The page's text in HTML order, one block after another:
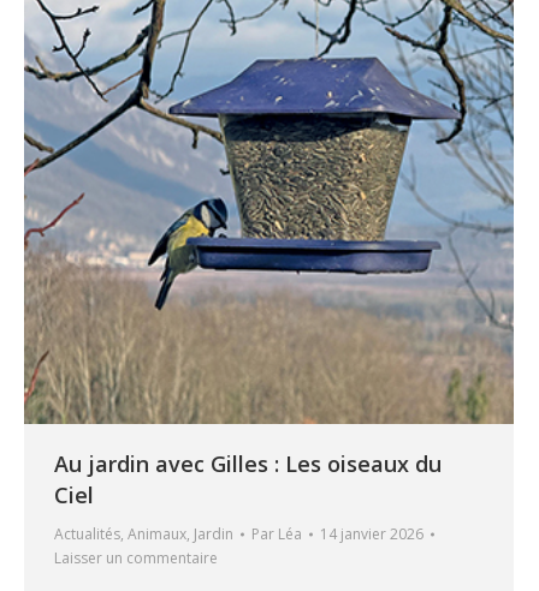
Au jardin avec Gilles : Les oiseaux du
Ciel
Actualités, Animaux, Jardin Par Léa
14 janvier 2026
Laisser un commentaire